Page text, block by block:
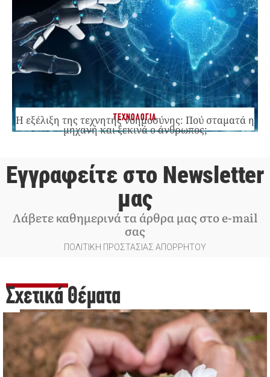
ΤΕΧΝΟΛΟΓΙΑ
Η εξέλιξη της τεχνητής νοημοσύνης: Πού σταματά η
μηχανή και ξεκινά ο άνθρωπος;
Εγγραφείτε στο Newsletter
μας
Λάβετε καθημερινά τα άρθρα μας στο e-mail
σας
ΠΟΛΙΤΙΚΗ ΠΡΟΣΤΑΣΙΑΣ ΑΠΟΡΡΗΤΟΥ
Σχετικά Θέματα